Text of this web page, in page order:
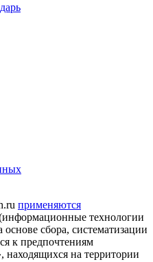
применяются
технологии
сбора, систематизации
к предпочтениям
находящихся на территории